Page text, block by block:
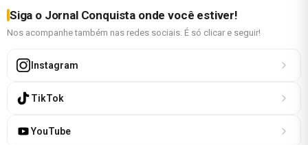
Siga o Jornal Conquista onde você estiver!
Nos acompanhe também nas redes sociais. É só clicar e seguir!
Instagram
TikTok
YouTube